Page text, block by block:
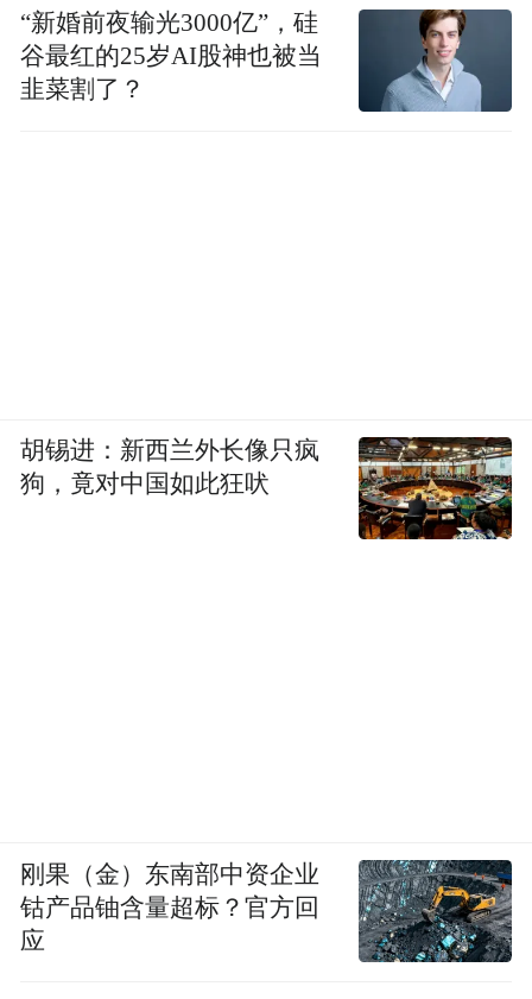
“新婚前夜输光3000亿”，硅
谷最红的25岁AI股神也被当
韭菜割了？
胡锡进：新西兰外长像只疯
狗，竟对中国如此狂吠
刚果（金）东南部中资企业
钴产品铀含量超标？官方回
应